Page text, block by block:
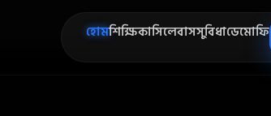
হোমশিক্ষিকাসিলেবাসসুবিধাডেমোফি